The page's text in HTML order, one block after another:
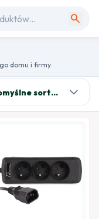
search
domu i firmy.